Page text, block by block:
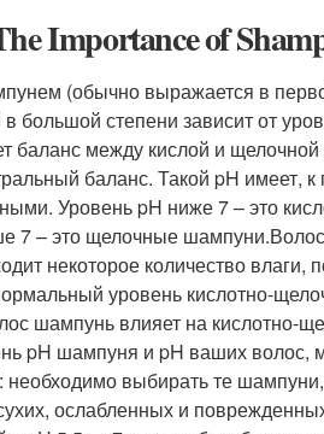
Importance of
(обычно выражается в
большой степени зависит от
баланс между кислой и
баланс. Такой pH имеет,
Уровень pH ниже 7 – это
7 – это щелочные
некоторое количество
уровень кислотно-
шампунь влияет на кислотно-
pH шампуня и pH ваших волос,
необходимо выбирать те
ослабленных и